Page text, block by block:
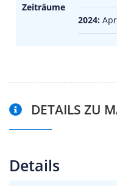
Zeiträume
2024:
DETAILS ZU
Details